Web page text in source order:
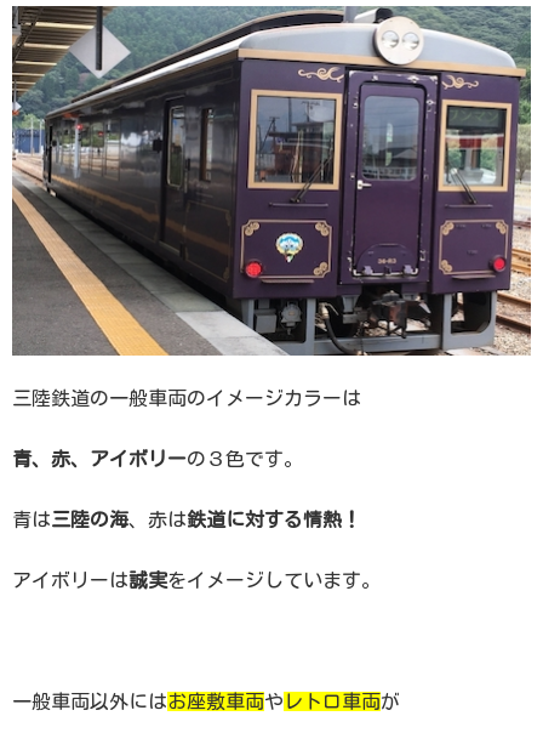
三陸鉄道の一般車両のイメージカラーは
青、赤、アイボリーの３色です。
青は三陸の海、赤は鉄道に対する情熱！
アイボリーは誠実をイメージしています。
一般車両以外にはお座敷車両や レトロ車両が